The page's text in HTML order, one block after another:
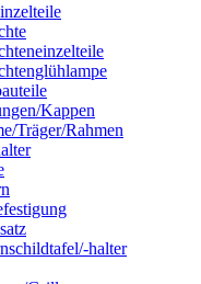
Kappen
Träger/Rahmen
halter